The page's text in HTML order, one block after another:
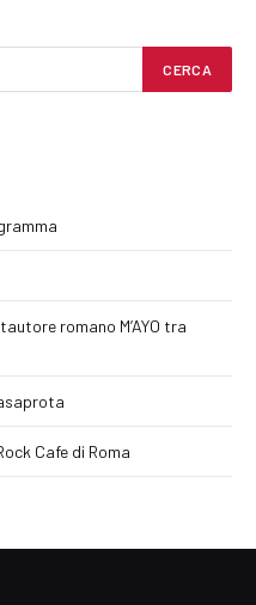
romano M’AYO tra
Cafe di Roma